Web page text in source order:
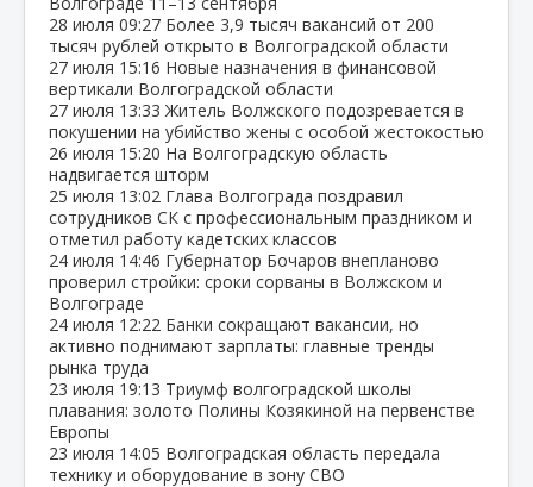
28 июля 09:27 Более 3,9 тысяч вакансий от 200
тысяч рублей открыто в Волгоградской области
27 июля 15:16 Новые назначения в финансовой
вертикали Волгоградской области
27 июля 13:33 Житель Волжского подозревается в
покушении на убийство жены с особой жестокостью
26 июля 15:20 На Волгоградскую область
надвигается шторм
25 июля 13:02 Глава Волгограда поздравил
сотрудников СК с профессиональным праздником и
отметил работу кадетских классов
24 июля 14:46 Губернатор Бочаров внепланово
проверил стройки: сроки сорваны в Волжском и
Волгограде
24 июля 12:22 Банки сокращают вакансии, но
активно поднимают зарплаты: главные тренды
рынка труда
23 июля 19:13 Триумф волгоградской школы
плавания: золото Полины Козякиной на первенстве
Европы
23 июля 14:05 Волгоградская область передала
технику и оборудование в зону СВО